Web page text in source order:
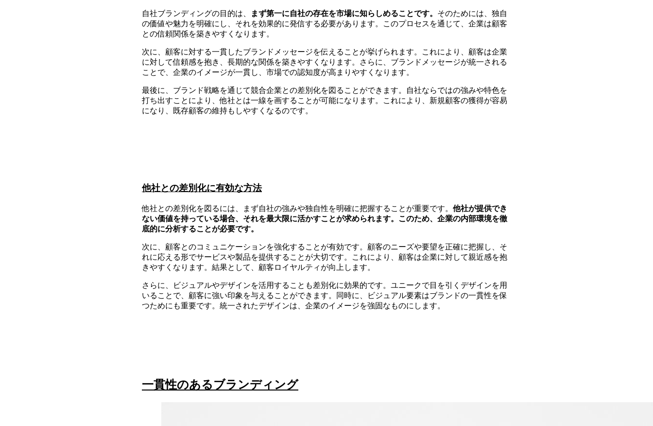
自社ブランディングの目的は、 まず第一に自社の存在を市場に知らしめることです。 そのためには、独自
の価値や魅力を明確にし、それを効果的に発信する必要があります。このプロセスを通じて、企業は顧客
との信頼関係を築きやすくなります。
次に、顧客に対する一貫したブランドメッセージを伝えることが挙げられます。これにより、顧客は企業
に対して信頼感を抱き、長期的な関係を築きやすくなります。さらに、ブランドメッセージが統一される
ことで、企業のイメージが一貫し、市場での認知度が高まりやすくなります。
最後に、ブランド戦略を通じて競合企業との差別化を図ることができます。自社ならではの強みや特色を
打ち出すことにより、他社とは一線を画することが可能になります。これにより、新規顧客の獲得が容易
になり、既存顧客の維持もしやすくなるのです。
他社との差別化に有効な方法
他社との差別化を図るには、まず自社の強みや独自性を明確に把握することが重要です。 他社が提供でき
ない価値を持っている場合、それを最大限に活かすことが求められます。このため、企業の内部環境を徹
底的に分析することが必要です。
次に、顧客とのコミュニケーションを強化することが有効です。顧客のニーズや要望を正確に把握し、そ
れに応える形でサービスや製品を提供することが大切です。これにより、顧客は企業に対して親近感を抱
きやすくなります。結果として、顧客ロイヤルティが向上します。
さらに、ビジュアルやデザインを活用することも差別化に効果的です。ユニークで目を引くデザインを用
いることで、顧客に強い印象を与えることができます。同時に、ビジュアル要素はブランドの一貫性を保
つためにも重要です。統一されたデザインは、企業のイメージを強固なものにします。
一貫性のあるブランディング